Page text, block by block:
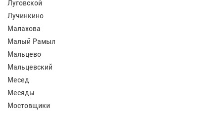
Луговской
Лучинкино
Малахова
Малый Рамыл
Мальцево
Мальцевский
Месед
Месяды
Мостовщики